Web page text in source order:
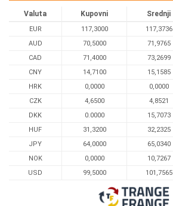
Valuta Kupovni Srednji
EUR 117,3000 117,3736
AUD
70,5000 71,9765
CAD
71,4000 73,2699
CNY
14,7100 15,1585
HRK
0,0000 0,0000
CZK
4,6500 4,8521
DKK
0.0000 15,7073
HUF
31,3200 32,2325
JPY
64,0000 65,0340
NOK
0,0000 10,7267
USD
99,5000 101,7565